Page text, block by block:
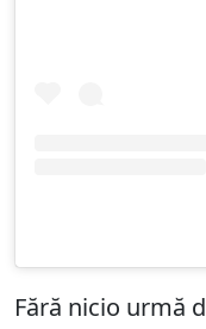
Fără nicio urmă